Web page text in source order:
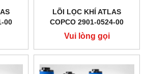
00
LÕI LỌC KHÍ ATLAS
COPCO 2901-0524-00
Vui lòng gọi